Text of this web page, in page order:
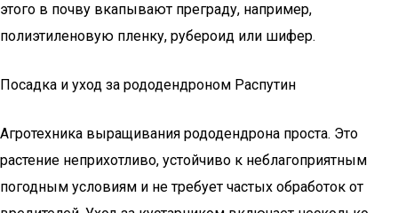
этого в почву вкапывают преграду, например,
полиэтиленовую пленку, рубероид или шифер.
Посадка и уход за рододендроном Распутин
Агротехника выращивания рододендрона проста. Это
растение неприхотливо, устойчиво к неблагоприятным
погодным условиям и не требует частых обработок от